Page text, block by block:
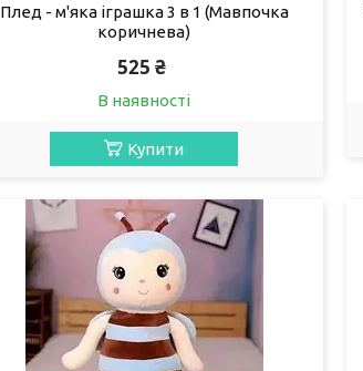
Плед - м'яка іграшка 3 в 1 (Мавпочка
коричнева)
525 ₴
В наявності
Купити